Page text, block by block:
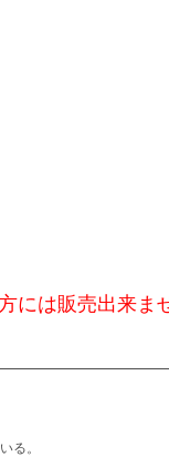
には販売出来ま
る。